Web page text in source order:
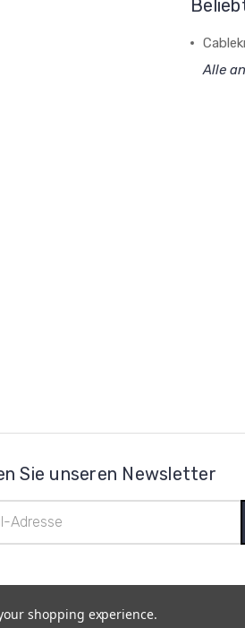
Alle
Sie unseren Newsletter
shopping experience.